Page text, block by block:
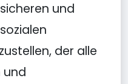
und
der alle
und